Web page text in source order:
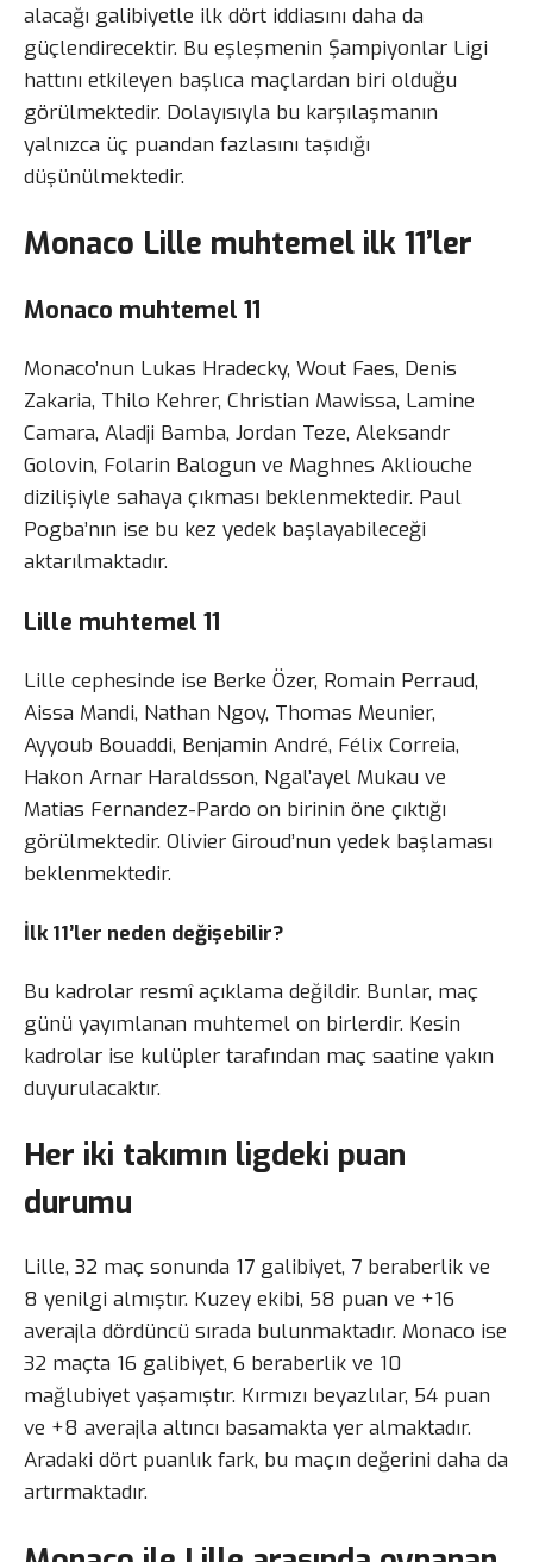
alacağı galibiyetle ilk dört iddiasını daha da
güçlendirecektir. Bu eşleşmenin Şampiyonlar Ligi
hattını etkileyen başlıca maçlardan biri olduğu
görülmektedir. Dolayısıyla bu karşılaşmanın
yalnızca üç puandan fazlasını taşıdığı
düşünülmektedir.
Monaco Lille muhtemel ilk 11’ler
Monaco muhtemel 11
Monaco’nun Lukas Hradecky, Wout Faes, Denis
Zakaria, Thilo Kehrer, Christian Mawissa, Lamine
Camara, Aladji Bamba, Jordan Teze, Aleksandr
Golovin, Folarin Balogun ve Maghnes Akliouche
dizilişiyle sahaya çıkması beklenmektedir. Paul
Pogba’nın ise bu kez yedek başlayabileceği
aktarılmaktadır.
Lille muhtemel 11
Lille cephesinde ise Berke Özer, Romain Perraud,
Aissa Mandi, Nathan Ngoy, Thomas Meunier,
Ayyoub Bouaddi, Benjamin André, Félix Correia,
Hakon Arnar Haraldsson, Ngal’ayel Mukau ve
Matias Fernandez-Pardo on birinin öne çıktığı
görülmektedir. Olivier Giroud’nun yedek başlaması
beklenmektedir.
İlk 11’ler neden değişebilir?
Bu kadrolar resmî açıklama değildir. Bunlar, maç
günü yayımlanan muhtemel on birlerdir. Kesin
kadrolar ise kulüpler tarafından maç saatine yakın
duyurulacaktır.
Her iki takımın ligdeki puan
durumu
Lille, 32 maç sonunda 17 galibiyet, 7 beraberlik ve
8 yenilgi almıştır. Kuzey ekibi, 58 puan ve +16
averajla dördüncü sırada bulunmaktadır. Monaco ise
32 maçta 16 galibiyet, 6 beraberlik ve 10
mağlubiyet yaşamıştır. Kırmızı beyazlılar, 54 puan
ve +8 averajla altıncı basamakta yer almaktadır.
Aradaki dört puanlık fark, bu maçın değerini daha da
artırmaktadır.